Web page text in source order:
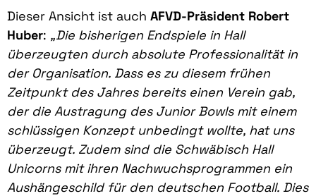
Dieser Ansicht ist auch AFVD-Präsident Robert
Huber: „Die bisherigen Endspiele in Hall
überzeugten durch absolute Professionalität in
der Organisation. Dass es zu diesem frühen
Zeitpunkt des Jahres bereits einen Verein gab,
der die Austragung des Junior Bowls mit einem
schlüssigen Konzept unbedingt wollte, hat uns
überzeugt. Zudem sind die Schwäbisch Hall
Unicorns mit ihren Nachwuchsprogrammen ein
Aushängeschild für den deutschen Football. Dies